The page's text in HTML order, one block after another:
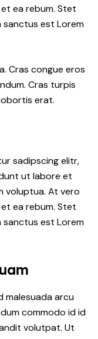
ea rebum. Stet
sanctus est Lorem
Cras congue eros
Cras turpis
erat.
sadipscing elitr,
ut labore et
voluptua. At vero
ea rebum. Stet
sanctus est Lorem
malesuada arcu
commodo id id
volutpat. Ut